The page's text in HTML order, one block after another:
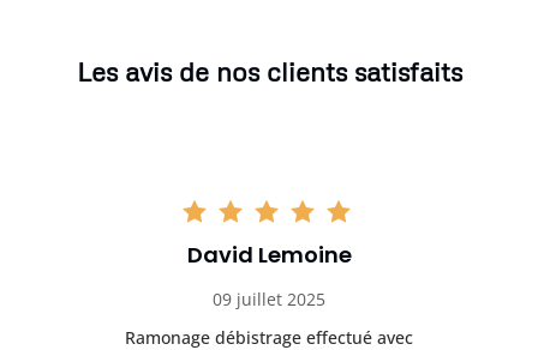
Les avis de nos clients satisfaits
David Lemoine
09 juillet 2025
Ramonage débistrage effectué avec